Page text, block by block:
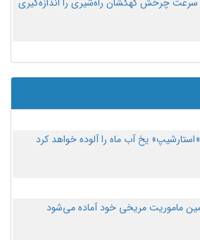
یخ آب ماه را آلوده خواهد کرد
ماموریت مریخی خود آماده می‌شود